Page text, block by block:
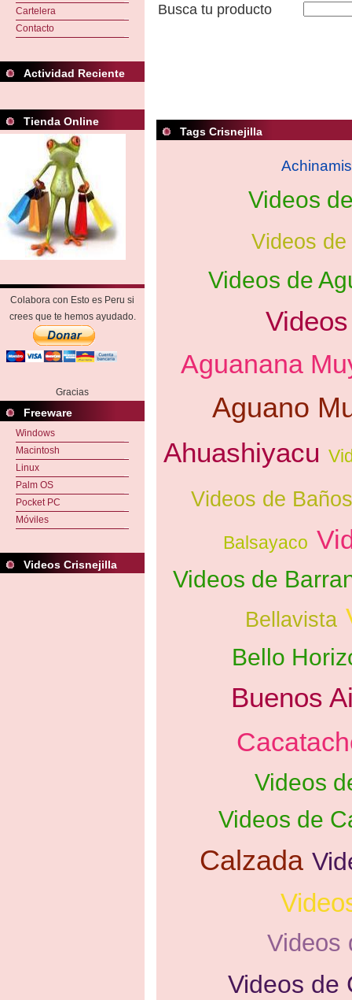
Cartelera
Contacto
Actividad Reciente
Tienda Online
Colabora con Esto es Peru si
crees que te hemos ayudado.
Gracias
Freeware
Windows
Macintosh
Linux
Palm OS
Pocket PC
Móviles
Videos Crisnejilla
Busca tu producto
Tags Crisnejilla
Videos
Videos
Videos de
Aguanana
Aguano
Ahuashiyacu
Videos de Baños
Balsayaco
Videos de
Bellavista
Bello
Buenos
Videos
Videos de
Calzada
Videos
Videos de